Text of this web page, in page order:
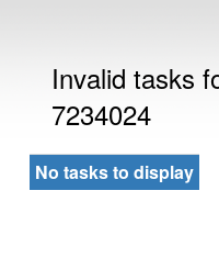
Invalid tasks
7234024
No tasks to display